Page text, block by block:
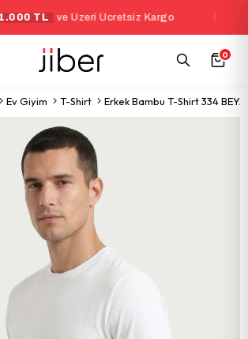
TL ve Üzeri Ücretsiz Kargo
0
Ev Giyim T-Shirt Erkek Bambu T-Shirt 334